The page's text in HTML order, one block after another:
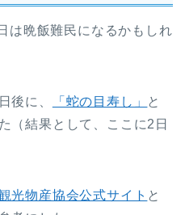
は晩飯難民になるかもしれ
後に、 「蛇の目寿し」
と
（結果として、ここに2日
光物産協会公式サイト と